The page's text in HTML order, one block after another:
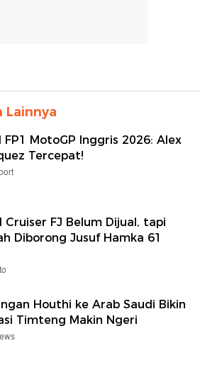
FP1 MotoGP Inggris 2026: Alex
Tercepat!
Cruiser FJ Belum Dijual, tapi
Diborong Jusuf Hamka 61
Houthi ke Arab Saudi Bikin
Timteng Makin Ngeri